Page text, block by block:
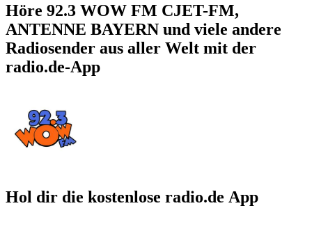
Höre 92.3 WOW FM CJET-FM,
ANTENNE BAYERN und viele andere
Radiosender aus aller Welt mit der
radio.de-App
Hol dir die kostenlose radio.de App